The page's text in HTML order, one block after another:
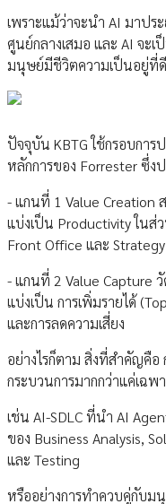
เพราะแม้ว่าจะนำ AI มาปร
ศูนย์กลางเสมอ และ AI จะ
มนุษย์มีชีวิตความเป็นอยู่ที่
ปัจจุบัน KBTG ใช้กรอบกา
หลักการของ Forrester ซึ่ง
- แกนที่ 1 Value Creation
แบ่งเป็น Productivity ในส่
Front Office และ
- แกนที่ 2 Value Capture
แบ่งเป็น การเพิ่มรายได้
และการลดความเสี่ยง
อย่างไรก็ตาม สิ่งที่สำคัญคือ
กระบวนการมากกว่าแค่เฉพ
เช่น AI-SDLC ที่นำ AI
ของ Business Analysis,
และ Testing
หรืออย่างการทำควบคู่กับ